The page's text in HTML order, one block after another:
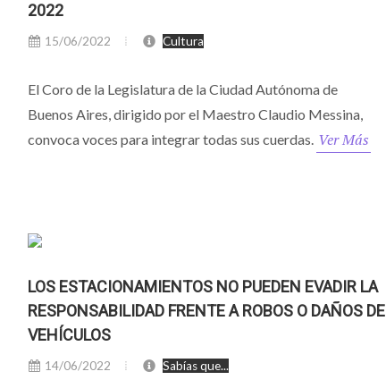
2022
15/06/2022 Cultura
El Coro de la Legislatura de la Ciudad Autónoma de
Buenos Aires, dirigido por el Maestro Claudio Messina,
convoca voces para integrar todas sus cuerdas. Ver Más
LOS ESTACIONAMIENTOS NO PUEDEN EVADIR LA
RESPONSABILIDAD FRENTE A ROBOS O DAÑOS DE
VEHÍCULOS
14/06/2022 Sabías que...